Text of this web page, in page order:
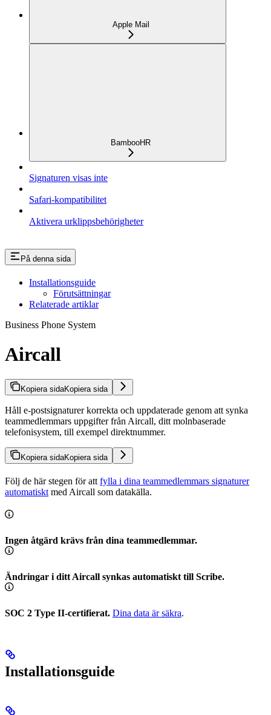
Apple Mail
BambooHR
Signaturen visas inte
Safari-kompatibilitet
Aktivera urklippsbehörigheter
På denna sida
Installationsguide
Förutsättningar
Relaterade artiklar
Business Phone System
Aircall
Kopiera sidaKopiera sida
Håll e-postsignaturer korrekta och uppdaterade genom att synka
teammedlemmars uppgifter från Aircall, ditt molnbaserade
telefonisystem, till exempel direktnummer.
Kopiera sidaKopiera sida
Följ de här stegen för att fylla i dina teammedlemmars signaturer
automatiskt med Aircall som datakälla.
Ingen åtgärd krävs från dina teammedlemmar.
Ändringar i ditt Aircall synkas automatiskt till Scribe.
SOC 2 Type II-certifierat. Dina data är säkra.
Installationsguide